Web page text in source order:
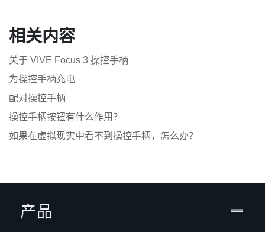
相关内容
关于 VIVE Focus 3 操控手柄
为操控手柄充电
配对操控手柄
操控手柄按钮有什么作用？
如果在虚拟现实中看不到操控手柄，怎么办？
产品